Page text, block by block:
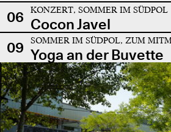
06 KONZERT, SOMMER IM SÜDPOL
Cocon Javel
09
SOMMER IM SÜDPOL, ZUM
Yoga an der Buvette